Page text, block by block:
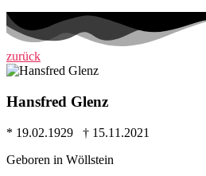
zurück
Hansfred Glenz
* 19.02.1929 † 15.11.2021
Geboren in Wöllstein